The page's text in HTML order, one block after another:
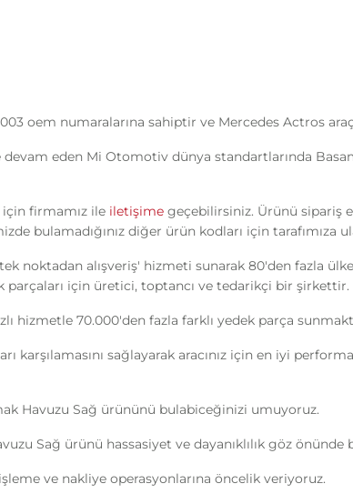
oem numaralarına sahiptir ve Mercedes Actros
eden Mi Otomotiv dünya standartlarında
için firmamız ile iletişime geçebilirsiniz. Ürünü sipariş
bulamadığınız diğer ürün kodları için tarafımıza
noktadan alışveriş' hizmeti sunarak 80'den fazla
için üretici, toptancı ve tedarikçi bir şirkettir.
hizmetle 70.000'den fazla farklı yedek parça
karşılamasını sağlayarak aracınız için en iyi
Havuzu Sağ ürününü bulabiceğinizi umuyoruz.
Sağ ürünü hassasiyet ve dayanıklılık göz
ve nakliye operasyonlarına öncelik veriyoruz.